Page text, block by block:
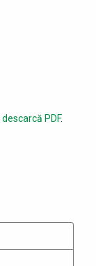
descarcă PDF.